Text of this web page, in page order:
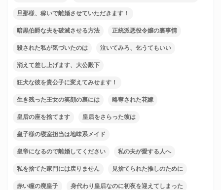
旦那様、稼いで離婚させていただきます！
暗黒伯爵な夫を破滅させる方法 正統派悪役令嬢の裏事情
殺された私が気づいたのは 泣いてみろ、乞うてもいい
消えて差し上げます、大公殿下
狂犬な彼を貴公子に変えてみせます！
生き残った王女の笑顔の裏には 略奪された花嫁
皇后の座を捨てます 皇后をさらった彼は
皇子様の寝室担当は地味系メイド
皇帝になるので離婚してください 私の夫が愛する人へ
私を捨てた家門には戻りません 見捨てられた推しのために
赤い瞳の廃皇子 身代わり皇后なのに初夜を迎えてしまった